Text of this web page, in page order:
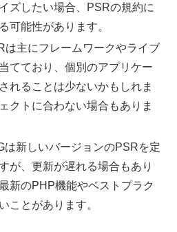
ズしたい場合、PSRの規約に
可能性があります。
は主にフレームワークやライブ
てており、個別のアプリケー
れることは少ないかもしれま
クトに合わない場合もありま
は新しいバージョンのPSRを定
が、更新が遅れる場合もあり
新のPHP機能やベストプラク
ことがあります。